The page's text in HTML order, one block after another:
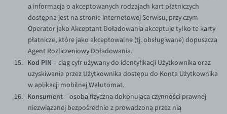
a informacja o akceptowanych rodzajach kart płatniczych
dostępna jest na stronie internetowej Serwisu, przy czym
Operator jako Akceptant Doładowania akceptuje tylko te karty
płatnicze, które jako akceptowalne (tj. obsługiwane) dopuszcza
Agent Rozliczeniowy Doładowania.
Kod PIN – ciąg cyfr używany do identyfikacji Użytkownika oraz
uzyskiwania przez Użytkownika dostępu do Konta Użytkownika
w aplikacji mobilnej Walutomat.
Konsument– osoba fizyczna dokonująca czynności prawnej
niezwiązanej bezpośrednio z prowadzoną przez nią